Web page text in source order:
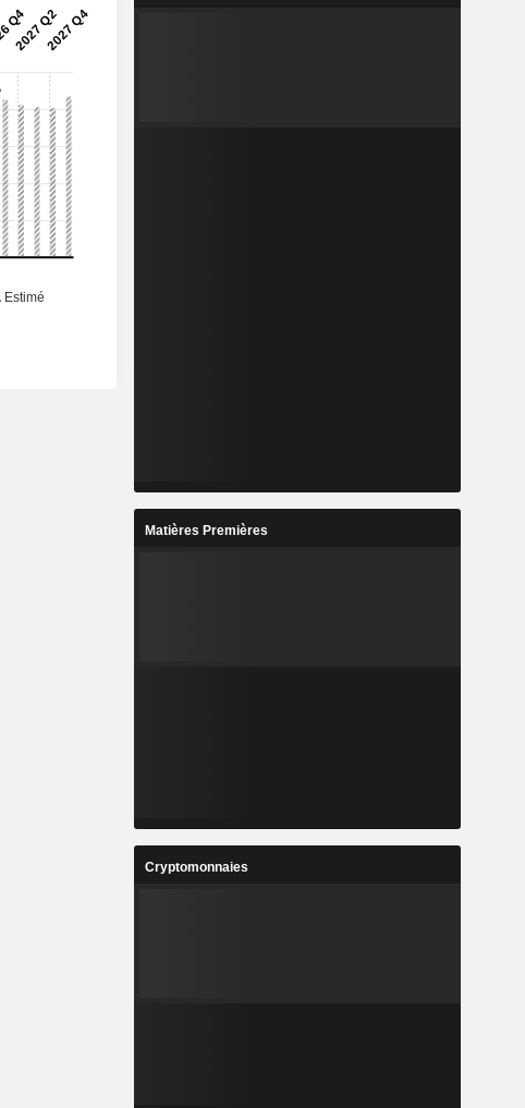
Matières Premières
Cryptomonnaies